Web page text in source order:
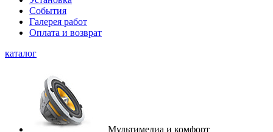
События
Галерея работ
Оплата и возврат
каталог
Мультимедиа и комфорт